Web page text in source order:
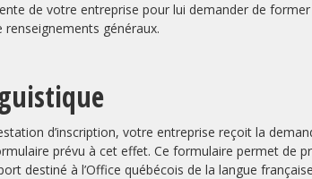
de votre entreprise pour lui demander de
généraux.
d’inscription, votre entreprise reçoit la
prévu à cet effet. Ce formulaire permet de
destiné à l’Office québécois de la langue